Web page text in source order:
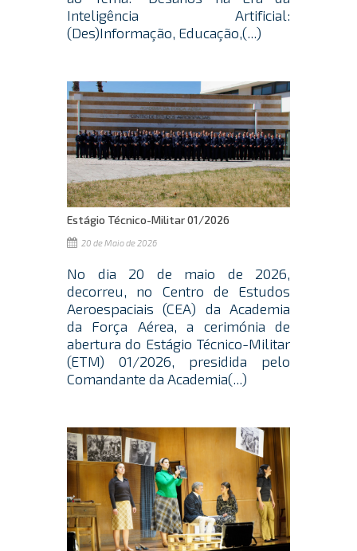
Inteligência Artificial:
(Des)Informação, Educação,(...)
Estágio Técnico-Militar 01/2026
20 de Maio de 2026
No dia 20 de maio de 2026,
decorreu, no Centro de Estudos
Aeroespaciais (CEA) da Academia
da Força Aérea, a cerimónia de
abertura do Estágio Técnico-Militar
(ETM) 01/2026, presidida pelo
Comandante da Academia(...)